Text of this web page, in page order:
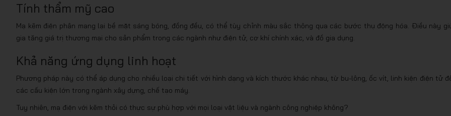
Tính thẩm mỹ cao
Mạ kẽm điện phân mang lại bề mặt sáng bóng, đồng đều, có thể tùy chỉnh màu sắc thông qua các bước thụ động hóa. Điều này
gia tăng giá trị thương mại cho sản phẩm trong các ngành như điện tử, cơ khí chính xác, và đồ gia dụng.
Khả năng ứng dụng linh hoạt
Phương pháp này có thể áp dụng cho nhiều loại chi tiết với hình dạng và kích thước khác nhau, từ bu-lông, ốc vít, linh kiện điện tử
các cấu kiện lớn trong ngành xây dựng, chế tạo máy.
Tuy nhiên, mạ điện với kẽm thỏi có thực sự phù hợp với mọi loại vật liệu và ngành công nghiệp không?